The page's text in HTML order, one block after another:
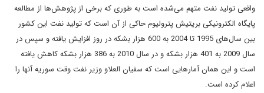
واقعی تولید نفت متهم می‌شده است به طوری که برخی از پژوهش‌ها از مطالعه
پایگاه الکترونیکی بریتیش پترولیوم حاکی از آن است که تولید نفت این کشور
بین سال‌های 1995 تا 2004 به 600 هزار بشکه در روز افزایش یافته و سپس در
سال 2009 به 401 هزار بشکه و در سال 2010 به 386 هزار بشکه کاهش یافته
است و این همان آمارهایی است که سفیان العلاو وزیر نفت وقت سوریه آنها را
اعلام کرده است.